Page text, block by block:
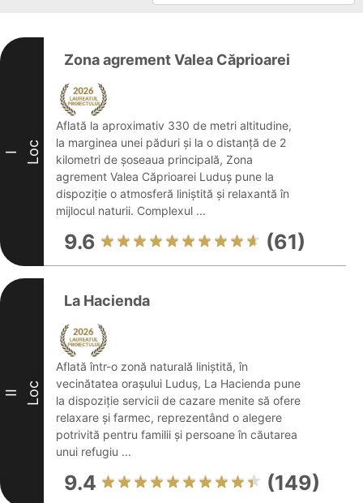
I Loc
Zona agrement Valea Căprioarei
Aflată la aproximativ 330 de metri altitudine,
la marginea unei păduri și la o distanță de 2
kilometri de șoseaua principală, Zona
agrement Valea Căprioarei Luduș pune la
dispoziție o atmosferă liniștită și relaxantă în
mijlocul naturii. Complexul ...
9.6 (61)
II Loc
La Hacienda
Aflată într-o zonă naturală liniștită, în
vecinătatea orașului Luduș, La Hacienda pune
la dispoziție servicii de cazare menite să ofere
relaxare și farmec, reprezentând o alegere
potrivită pentru familii și persoane în căutarea
unui refugiu ...
9.4 (149)